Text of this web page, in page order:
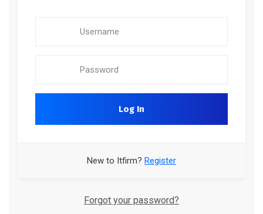
Log In
New to Itfirm? Register
Forgot your password?